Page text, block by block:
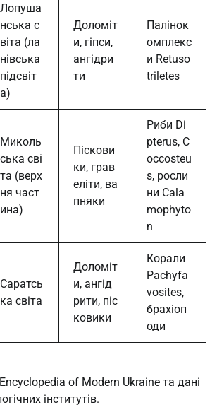
Лопуша
нська с
віта (ла
нівська
підсвіт
а)
Доломіт
и, гіпси,
ангідри
ти
Палінок
омплекс
и Retuso
triletes
Миколь
ська сві
та (верх
ня част
ина)
Піскови
ки, грав
еліти, ва
пняки
Риби Di
pterus, C
occosteu
s, росли
ни Cala
mophyto
n
Саратсь
ка світа
Доломіт
и, ангід
рити, піс
ковики
Корали
Pachyfa
vosites,
брахіоп
оди
of Modern Ukraine та дані
інститутів.